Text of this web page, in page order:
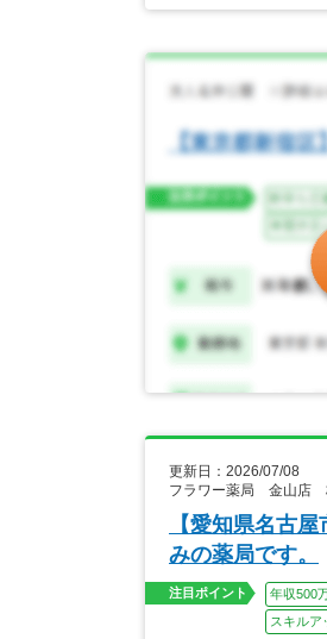
更新日：2026/07/08
フラワー薬局 金山店
【愛知県名古
みの薬局です。
注目ポイント 年収500
スキルア